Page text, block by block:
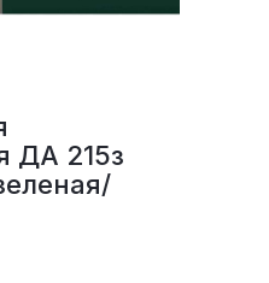
ДА 215з